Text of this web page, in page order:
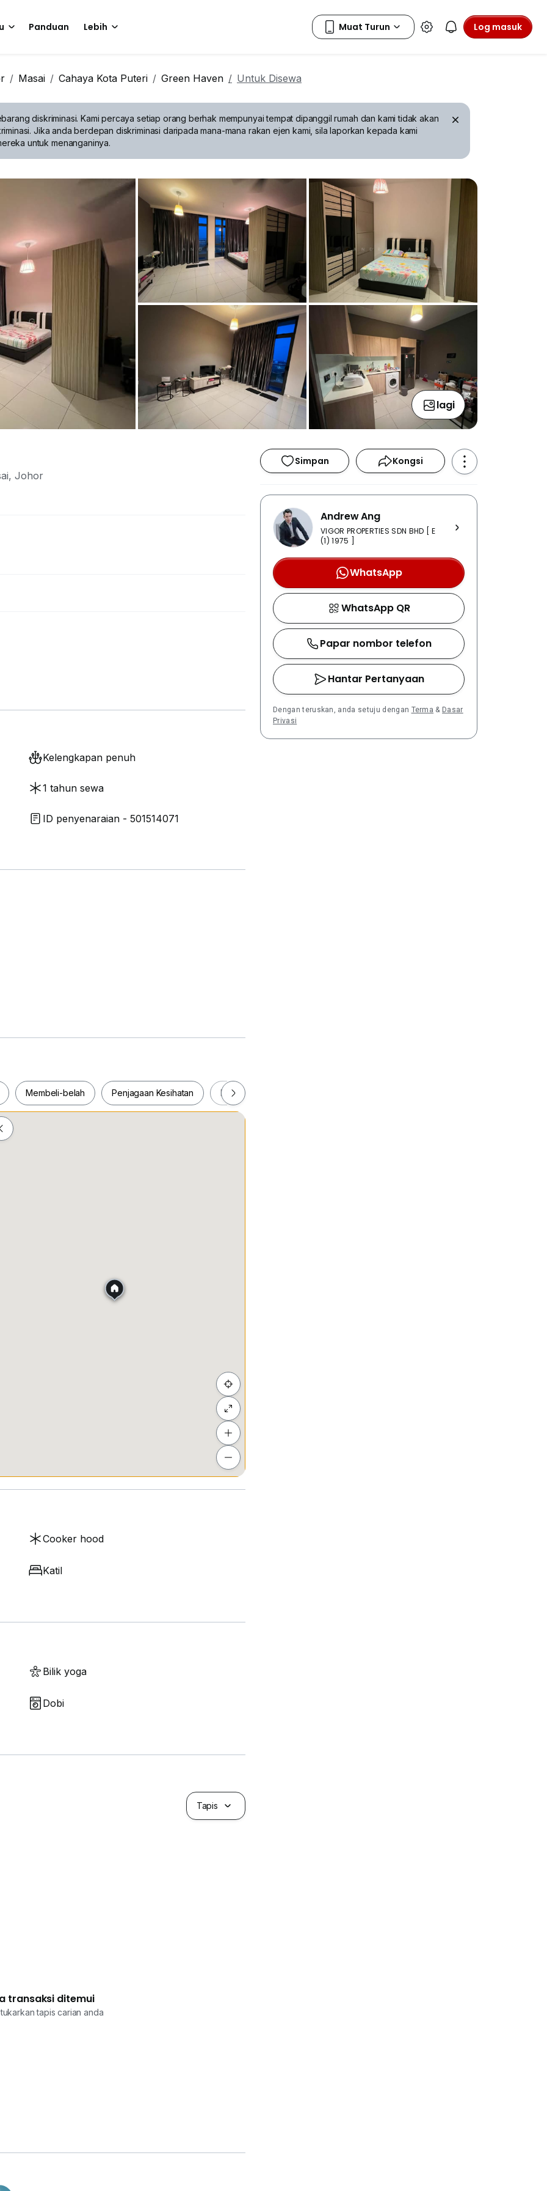
Panduan Lebih Log masuk
Masai Cahaya Kota Puteri Green Haven Untuk Disewa
diskriminasi.Kami percaya setiap orang berhak mempunyai tempat dipanggil rumah dan kami tidak akan
Jika anda berdepan diskriminasi daripada mana-mana rakan ejen kami, sila laporkan kepada kami
untuk menanganinya.
lagi
Johor
Kelengkapan penuh
1 tahun sewa
ID penyenaraian - 501514071
Membeli-belah Penjagaan Kesihatan Makanan & Minuman
Cooker hood
Katil
Bilik yoga
Dobi
Tapis
transaksi ditemui
tapis carian anda
Simpan Kongsi
Andrew Ang
VIGOR PROPERTIES SDN BHD [ E
(1) 1975 ]
WhatsApp
WhatsApp QR
Papar nombor telefon
Hantar Pertanyaan
Dengan teruskan, anda setuju dengan Terma & Dasar
Privasi